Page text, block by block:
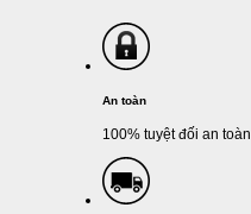
An toàn
100% tuyệt đối an toàn